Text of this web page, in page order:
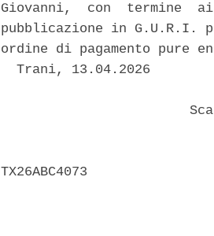
Giovanni,  con  termine
pubblicazione in G.U.R.I.
ordine di pagamento pure
  Trani, 13.04.2026